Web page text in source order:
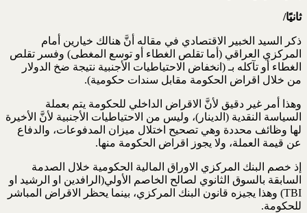
ثانيًا/
ذكر السيد الخبير الاقتصادي في مقاله أنَّ هنالك خيارين أمام
المركزي العراقي (أما تقلص الغطاء أو توسع المغطى) وفسر تقلص
الغطاء أو تآكله بـ (انخفاض الاحتياطيات الأجنبية نتيجة ضخ الدولار
من خلال اقراض الحكومة مقابل سندات حكومية).
وهذا أمر غير دقيق لأنَّ الاقراض الداخلي للحكومة يتم بعملة
السياسة النقدية (الدينار)، وليس من الاحتياطيات الأجنبية لأنَّ الأخيرة
لها وظائف محددة وهي تصحيح اختلال ميزان المدفوعات، والدفاع
عن قيمة العملة، ولا يجوز اقراض الحكومة منها.
إذ خصم البنك المركزي الاوراق المالية الحكومية خلال الصدمة
السابقة بالسوق الثانوي لصالح الخاصم الأولي(الرافدين او الرشيد او
TBI) وهذا يجيزه قانون البنك المركزي، بينما يحظر الاقراض المباشر
للحكومة.